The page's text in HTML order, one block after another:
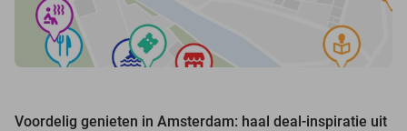
Voordelig genieten in Amsterdam: haal deal-inspiratie uit